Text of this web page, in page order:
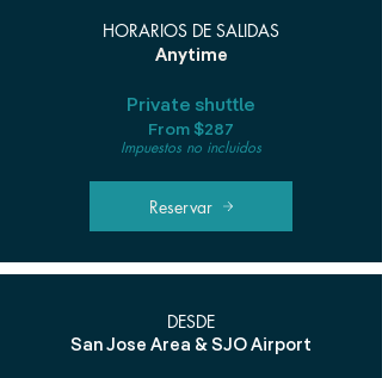
HORARIOS DE SALIDAS
Anytime
Private shuttle
From $287
Impuestos no incluidos
Reservar
DESDE
San Jose Area & SJO Airport